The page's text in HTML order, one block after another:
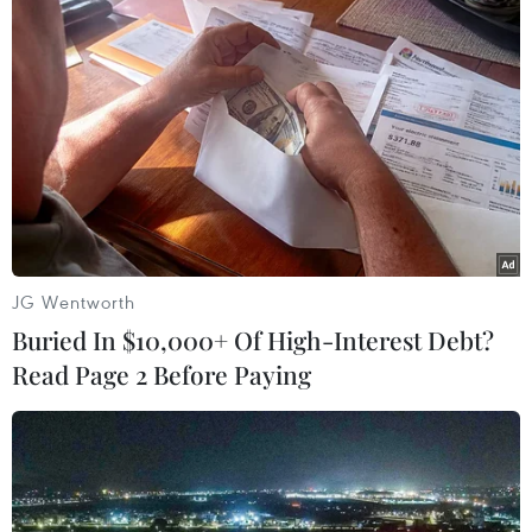
nhân, cá nhân nhận tiền, rút tiền.
Phiên tòa nhận được sự quan tâm của công chúng vì liên quan
đến rất nhiều người. (Ảnh: Thanh Vũ/TTXVN)
Đồng thời chỉ đạo Thái Thị Thanh Thảo, Giám
đốc Phòng dịch vụ khách Wholesale, Ngân hàng
JG Wentworth
Buried In $10,000+ Of High-Interest Debt?
Read Page 2 Before Paying